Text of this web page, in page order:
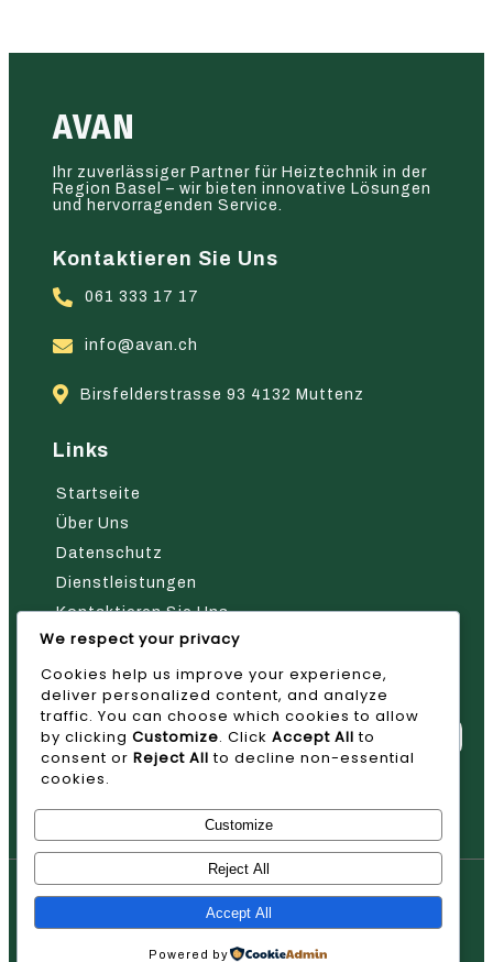
AVAN
Ihr zuverlässiger Partner für Heiztechnik in der
Region Basel – wir bieten innovative Lösungen
und hervorragenden Service.
Kontaktieren Sie Uns
061 333 17 17
info@avan.ch
Birsfelderstrasse 93 4132 Muttenz
Links
Startseite
Über Uns
Datenschutz
Dienstleistungen
Kontaktieren Sie Uns
Nehmen Sie Kontakt Mit Uns Auf
© 2026 AVAN
We respect your privacy
Cookies help us improve your experience,
deliver personalized content, and analyze
traffic. You can choose which cookies to allow
by clicking Customize. Click Accept All to
consent or Reject All to decline non-essential
cookies.
Customize
Reject All
Accept All
Powered by